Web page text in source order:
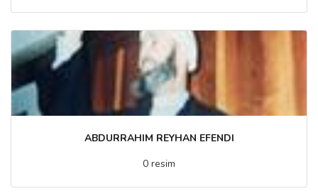
ABDURRAHIM REYHAN EFENDI
0 resim